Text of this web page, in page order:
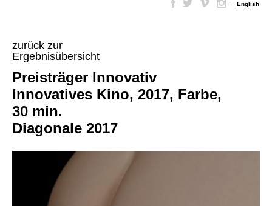
– English
zurück zur
Ergebnisübersicht
Preisträger Innovativ
Innovatives Kino, 2017, Farbe,
30 min.
Diagonale 2017